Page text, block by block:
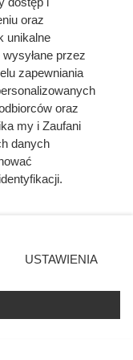
warunki promocji i
jakiej
oraz
unikalne
przez
zapewniania
oraz
my i Zaufani
danych
prywatności
zgody
się takiemu
zastosowania tylko
USTAWIENIA